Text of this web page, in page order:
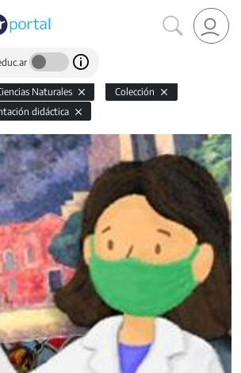
Naturales
Colección
didáctica